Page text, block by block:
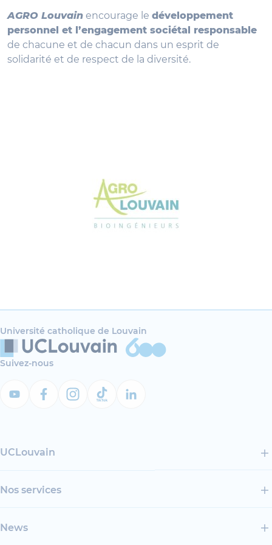
AGRO Louvain encourage le développement
personnel et l’engagement sociétal responsable
de chacune et de chacun dans un esprit de
solidarité et de respect de la diversité.
Université catholique de Louvain
Suivez-nous
UCLouvain
Nos services
News